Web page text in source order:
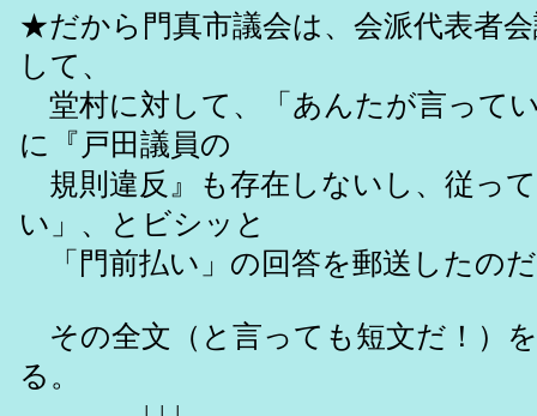
★だから門真市議会は、会派代表者
して、
堂村に対して、「あんたが言って
に『戸田議員の
規則違反』も存在しないし、従っ
い」、とビシッと
「門前払い」の回答を郵送したの
その全文（と言っても短文だ！）
る。